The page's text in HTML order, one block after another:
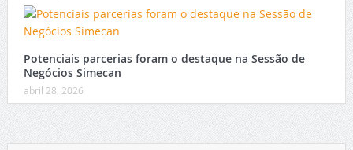
Potenciais parcerias foram o destaque na Sessão de
Negócios Simecan
abril 28, 2026